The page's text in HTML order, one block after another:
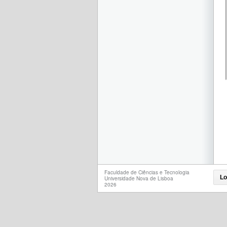
Faculdade de Ciências e Tecnologia
Universidade Nova de Lisboa
2026